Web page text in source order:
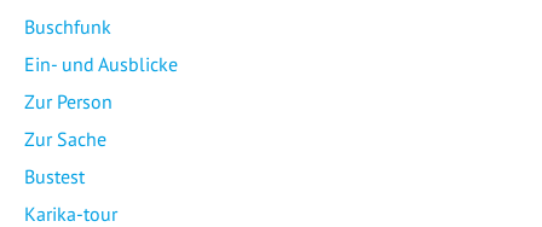
Buschfunk
Ein- und Ausblicke
Zur Person
Zur Sache
Bustest
Karika-tour